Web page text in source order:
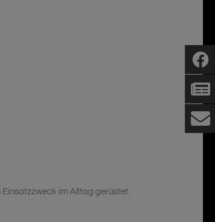
Einsatzzweck im Alltag gerüstet.